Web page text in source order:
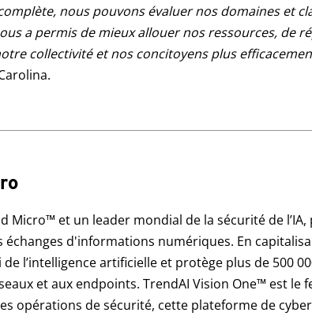
nous pouvons évaluer nos domaines et
a permis de mieux allouer nos ressources, de
collectivité et nos concitoyens plus
Micro™ et un leader mondial de la sécurité de
d'informations numériques. En
l’intelligence artificielle et protège plus de 500
et aux endpoints. TrendAI Vision One™ est
opérations de sécurité, cette plateforme de